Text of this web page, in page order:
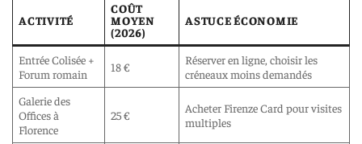
ACTIVITÉ
COÛT
MOYEN
(2026)
ASTUCE ÉCONOMIE
Entrée Colisée +
Forum romain
18 €
Réserver en ligne, choisir les
créneaux moins demandés
Galerie des
Offices à
Florence
25 €
Acheter Firenze Card pour visites
multiples